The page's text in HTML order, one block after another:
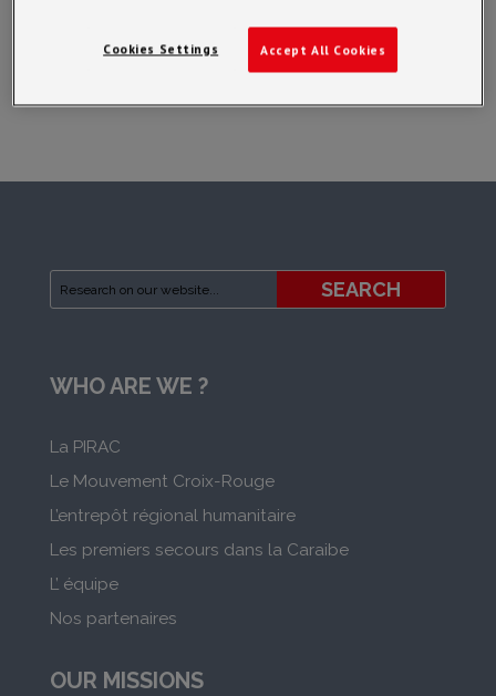
WHO ARE WE ?
La PIRAC
Le Mouvement Croix-Rouge
L’entrepôt régional humanitaire
Les premiers secours dans la Caraibe
L’ équipe
Nos partenaires
OUR MISSIONS
Accept All Cookies
Cookies Settings